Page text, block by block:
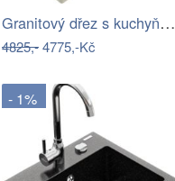
Granitový dřez s kuchyňskou baterií…
4825,-4775,-Kč
- 1%